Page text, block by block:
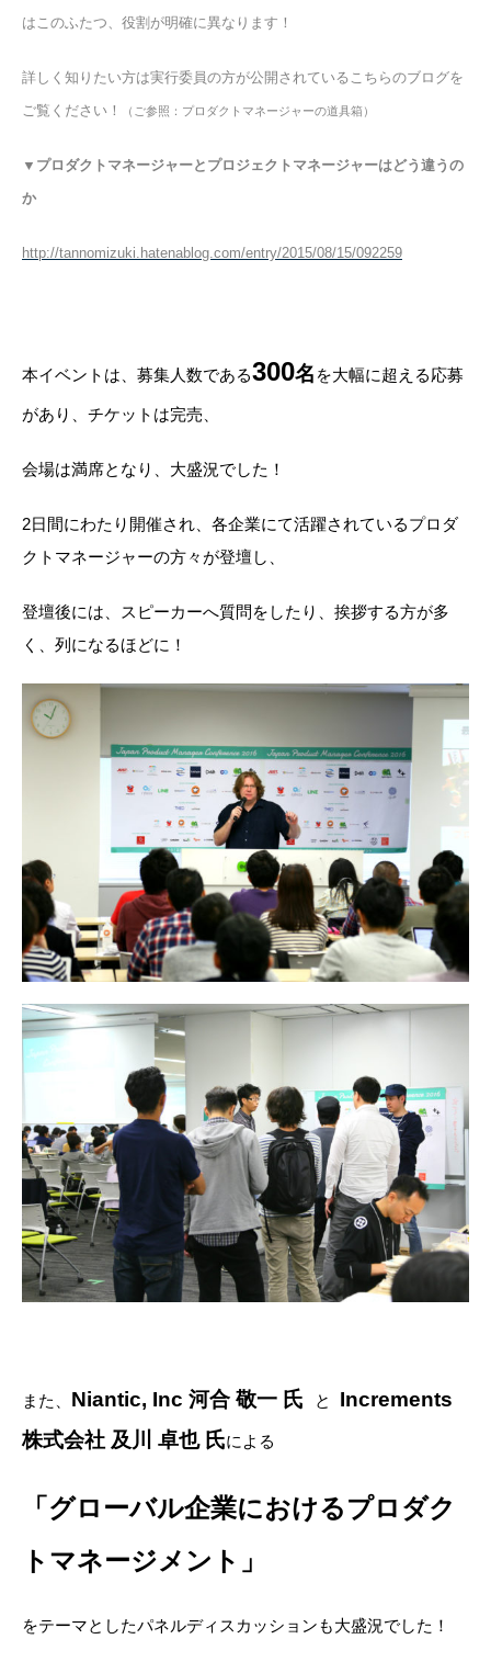
はこのふたつ、役割が明確に異なります！
詳しく知りたい方は実行委員の方が公開されているこちらのブログを
ご覧ください！
（ご参照：プロダクトマネージャーの道具箱）
▼プロダクトマネージャーとプロジェクトマネージャーはどう違うの
か
http://tannomizuki.hatenablog.com/entry/2015/08/15/092259
本イベントは、募集人数である300名 を大幅に超える応募
があり、チケットは完売、
会場は満席となり、大盛況でした！
2日間にわたり開催され、各企業にて活躍されているプロダ
クトマネージャーの方々が登壇し、
登壇後には、スピーカーへ質問をしたり、挨拶する方が多
く、列になるほどに！
また、 Niantic, Inc 河合 敬一 氏 と Increments
株式会社 及川 卓也 氏による
「グローバル企業におけるプロダク
トマネージメント」
をテーマとしたパネルディスカッションも大盛況でした！